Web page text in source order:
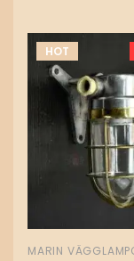
HOT
MARIN